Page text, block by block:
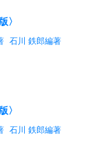
〉
石川 鉄郎編著
〉
石川 鉄郎編著